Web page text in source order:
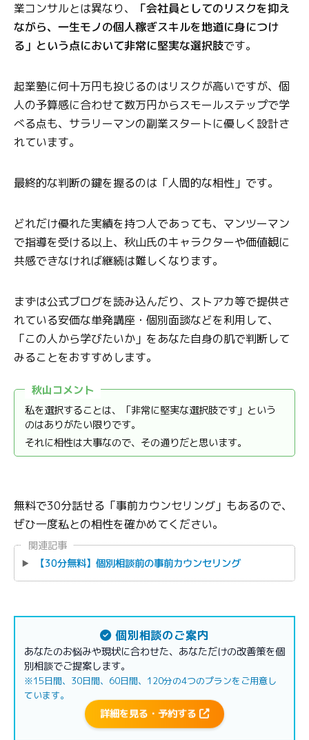
業コンサルとは異なり、
「会社員としてのリスクを抑え
ながら、一生モノの個人稼ぎスキルを地道に身につけ
る」という点において非常に堅実な選択肢です。
起業塾に何十万円も投じるのはリスクが高いですが、個
人の予算感に合わせて数万円からスモールステップで学
べる点も、サラリーマンの副業スタートに優しく設計さ
れています。
最終的な判断の鍵を握るのは「人間的な相性」です。
どれだけ優れた実績を持つ人であっても、マンツーマン
で指導を受ける以上、秋山氏のキャラクターや価値観に
共感できなければ継続は難しくなります。
まずは公式ブログを読み込んだり、ストアカ等で提供さ
れている安価な単発講座・個別面談などを利用して、
「この人から学びたいか」をあなた自身の肌で判断して
みることをおすすめします。
秋山コメント
私を選択することは、「非常に堅実な選択肢です」という
のはありがたい限りです。
それに相性は大事なので、その通りだと思います。
無料で30分話せる「事前カウンセリング」もあるので、
ぜひ一度私との相性を確かめてください。
関連記事
【30分無料】個別相談前の事前カウンセリング
個別相談のご案内
あなたのお悩みや現状に合わせた、あなただけの改善策を個
別相談でご提案します。
※15日間、30日間、60日間、120分の4つのプランをご用意し
ています。
詳細を見る・予約する